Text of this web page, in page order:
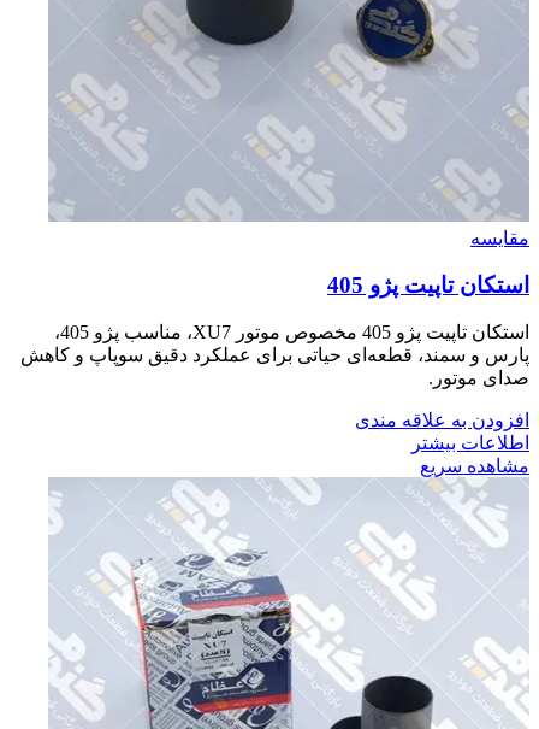
مقایسه
استكان تاپيت پژو 405
استکان تاپیت پژو 405 مخصوص موتور XU7، مناسب پژو 405،
پارس و سمند، قطعه‌ای حیاتی برای عملکرد دقیق سوپاپ و کاهش
صدای موتور.
افزودن به علاقه مندی
اطلاعات بیشتر
مشاهده سریع